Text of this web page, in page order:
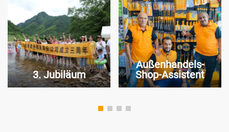
3. Jubiläum
Außenhandels-
Shop-Assistent